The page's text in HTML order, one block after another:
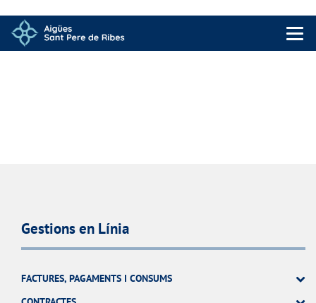
Menu
Gestions en Línia
FACTURES, PAGAMENTS I CONSUMS